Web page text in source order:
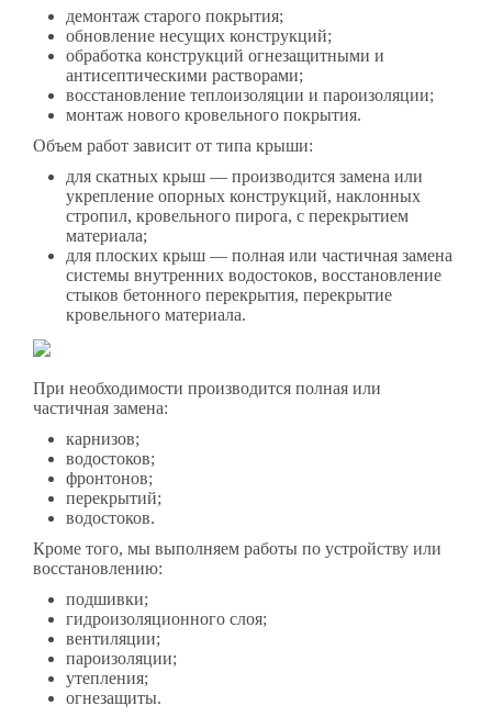
демонтаж старого покрытия;
обновление несущих конструкций;
обработка конструкций огнезащитными и
антисептическими растворами;
восстановление теплоизоляции и пароизоляции;
монтаж нового кровельного покрытия.
Объем работ зависит от типа крыши:
для скатных крыш — производится замена или
укрепление опорных конструкций, наклонных
стропил, кровельного пирога, с перекрытием
материала;
для плоских крыш — полная или частичная замена
системы внутренних водостоков, восстановление
стыков бетонного перекрытия, перекрытие
кровельного материала.
При необходимости производится полная или
частичная замена:
карнизов;
водостоков;
фронтонов;
перекрытий;
водостоков.
Кроме того, мы выполняем работы по устройству или
восстановлению:
подшивки;
гидроизоляционного слоя;
вентиляции;
пароизоляции;
утепления;
огнезащиты.